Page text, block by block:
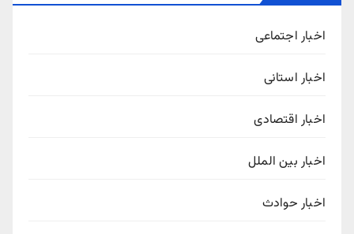
اخبار اجتماعی
اخبار استانی
اخبار اقتصادی
اخبار بین الملل
اخبار حوادث